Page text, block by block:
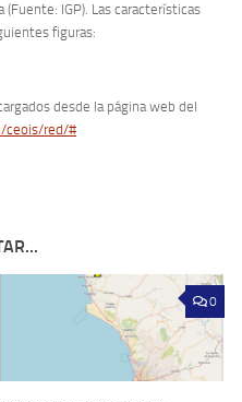
IGP). Las características
figuras:
desde la página web del
ceois/red/#
0